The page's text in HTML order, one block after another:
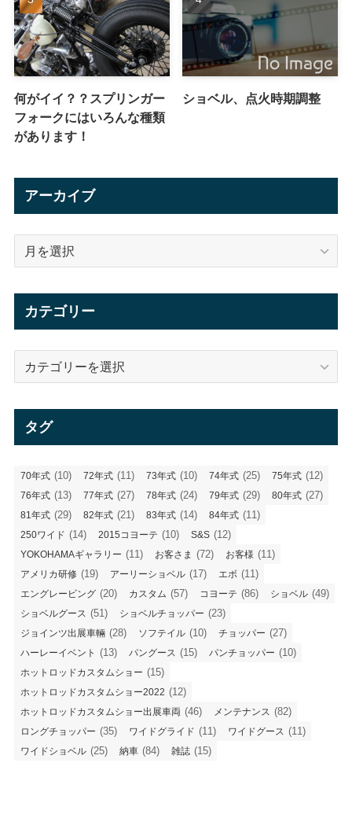
何がイイ？？スプリンガー
フォークにはいろんな種類
があります！
ショベル、点火時期調整
アーカイブ
カテゴリー
タグ
70年式 (10) 72年式 (11) 73年式 (10) 74年式 (25) 75年式 (12)
76年式 (13) 77年式 (27) 78年式 (24) 79年式 (29) 80年式 (27)
81年式 (29) 82年式 (21) 83年式 (14) 84年式 (11)
250ワイド (14) 2015コヨーテ (10) S&S (12)
YOKOHAMAギャラリー (11) お客さま (72) お客様 (11)
アメリカ研修 (19) アーリーショベル (17) エボ (11)
エングレービング (20) カスタム (57) コヨーテ (86) ショベル (49)
ショベルグース (51) ショベルチョッパー (23)
ジョインツ出展車輛 (28) ソフテイル (10) チョッパー (27)
ハーレーイベント (13) パングース (15) パンチョッパー (10)
ホットロッドカスタムショー (15)
ホットロッドカスタムショー2022 (12)
ホットロッドカスタムショー出展車両 (46) メンテナンス (82)
ロングチョッパー (35) ワイドグライド (11) ワイドグース (11)
ワイドショベル (25) 納車 (84) 雑誌 (15)